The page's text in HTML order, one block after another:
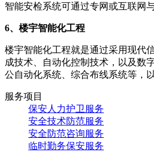
智能安检系统可通过专网或互联网
6、楼宇智能化工程
楼宇智能化工程就是通过采用现代
成技术、自动化控制技术，以及数
公自动化系统、综合布线系统等，
服务项目
保安人力护卫服务
安全技术防范服务
安全防范咨询服务
临时勤务保安服务